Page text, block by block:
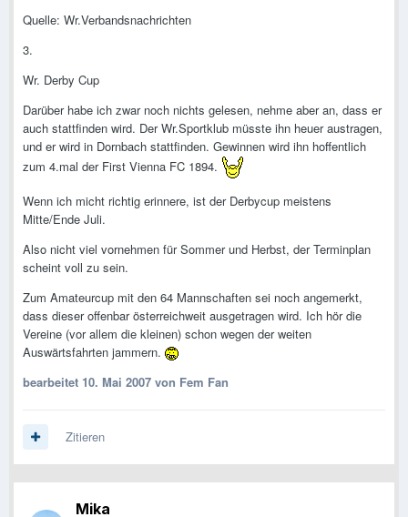
Quelle: Wr.Verbandsnachrichten
3.
Wr. Derby Cup
Darüber habe ich zwar noch nichts gelesen, nehme aber an, dass er
auch stattfinden wird. Der Wr.Sportklub müsste ihn heuer austragen,
und er wird in Dornbach stattfinden. Gewinnen wird ihn hoffentlich
zum 4.mal der First Vienna FC 1894.
Wenn ich micht richtig erinnere, ist der Derbycup meistens
Mitte/Ende Juli.
Also nicht viel vornehmen für Sommer und Herbst, der Terminplan
scheint voll zu sein.
Zum Amateurcup mit den 64 Mannschaften sei noch angemerkt,
dass dieser offenbar österreichweit ausgetragen wird. Ich hör die
Vereine (vor allem die kleinen) schon wegen der weiten
Auswärtsfahrten jammern.
bearbeitet 10. Mai 2007 von Fem Fan
Zitieren
Mika